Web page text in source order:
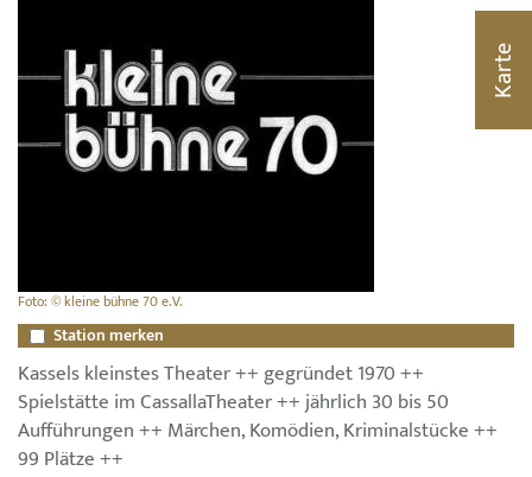
Foto: © kleine bühne 70 e.V.
Station merken
Kassels kleinstes Theater ++ gegründet 1970 ++
Spielstätte im CassallaTheater ++ jährlich 30 bis 50
Aufführungen ++ Märchen, Komödien, Kriminalstücke ++
99 Plätze ++
Karte